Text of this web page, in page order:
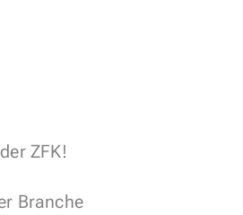
ZFK!
Branche